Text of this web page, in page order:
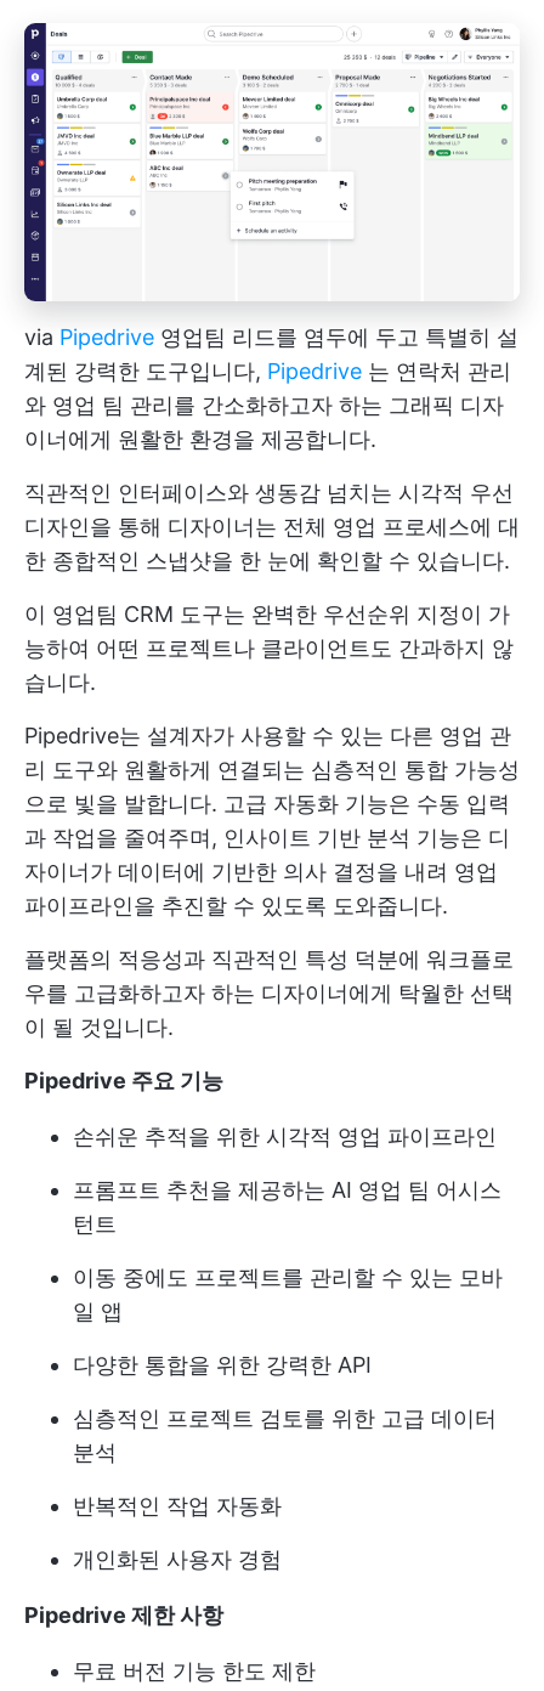
via Pipedrive 영업팀 리드를 염두에 두고 특별히 설
계된 강력한 도구입니다, Pipedrive 는 연락처 관리
와 영업 팀 관리를 간소화하고자 하는 그래픽 디자
이너에게 원활한 환경을 제공합니다.
직관적인 인터페이스와 생동감 넘치는 시각적 우선
디자인을 통해 디자이너는 전체 영업 프로세스에 대
한 종합적인 스냅샷을 한 눈에 확인할 수 있습니다.
이 영업팀 CRM 도구는 완벽한 우선순위 지정이 가
능하여 어떤 프로젝트나 클라이언트도 간과하지 않
습니다.
Pipedrive는 설계자가 사용할 수 있는 다른 영업 관
리 도구와 원활하게 연결되는 심층적인 통합 가능성
으로 빛을 발합니다. 고급 자동화 기능은 수동 입력
과 작업을 줄여주며, 인사이트 기반 분석 기능은 디
자이너가 데이터에 기반한 의사 결정을 내려 영업
파이프라인을 추진할 수 있도록 도와줍니다.
플랫폼의 적응성과 직관적인 특성 덕분에 워크플로
우를 고급화하고자 하는 디자이너에게 탁월한 선택
이 될 것입니다.
Pipedrive 주요 기능
손쉬운 추적을 위한 시각적 영업 파이프라인
프롬프트 추천을 제공하는 AI 영업 팀 어시스
턴트
이동 중에도 프로젝트를 관리할 수 있는 모바
일 앱
다양한 통합을 위한 강력한 API
심층적인 프로젝트 검토를 위한 고급 데이터
분석
반복적인 작업 자동화
개인화된 사용자 경험
Pipedrive 제한 사항
무료 버전 기능 한도 제한